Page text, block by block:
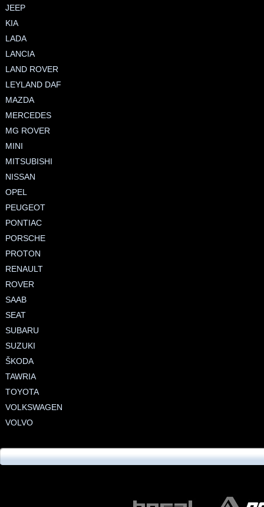
JEEP
KIA
LADA
LANCIA
LAND ROVER
LEYLAND DAF
MAZDA
MERCEDES
MG ROVER
MINI
MITSUBISHI
NISSAN
OPEL
PEUGEOT
PONTIAC
PORSCHE
PROTON
RENAULT
ROVER
SAAB
SEAT
SUBARU
SUZUKI
ŠKODA
TAWRIA
TOYOTA
VOLKSWAGEN
VOLVO